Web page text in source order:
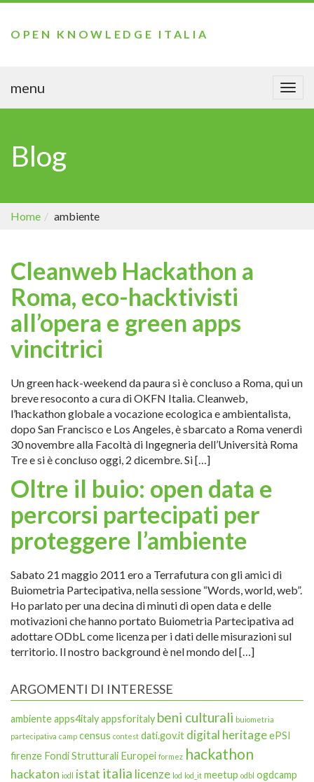
OPEN KNOWLEDGE ITALIA
menu
Blog
Home ambiente
Cleanweb Hackathon a
Roma, eco-hacktivisti
all’opera e green apps
vincitrici
Un green hack-weekend da paura si è concluso a Roma, qui un
breve resoconto a cura di OKFN Italia. Cleanweb,
l’hackathon globale a vocazione ecologica e ambientalista,
dopo San Francisco e Los Angeles, è sbarcato a Roma venerdì
30 novembre alla Facoltà di Ingegneria dell’Università Roma
Tre e si è concluso oggi, 2 dicembre. Si […]
Oltre il buio: open data e
percorsi partecipati per
proteggere l’ambiente
Sabato 21 maggio 2011 ero a Terrafutura con gli amici di
Buiometria Partecipativa, nella sessione “Words, world, web”.
Ho parlato per una decina di minuti di open data e delle
motivazioni che hanno portato Buiometria Partecipativa ad
adottare ODbL come licenza per i dati delle misurazioni sul
territorio. Il nostro background è nel mondo del […]
ARGOMENTI DI INTERESSE
ambienteapps4italyappsforitaly beni culturali buiometria
partecipativa camp census contest dati.gov.it digital heritageePSI
firenze Fondi Strutturali Europei formez hackathon
hackaton iodl istat italia licenze lod lod_it meetup odbl ogdcamp